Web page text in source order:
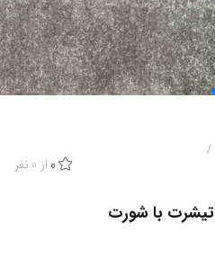
/
0 از 0 نفر